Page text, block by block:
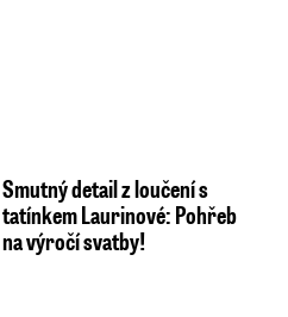
Smutný detail z loučení s
tatínkem Laurinové: Pohřeb
na výročí svatby!